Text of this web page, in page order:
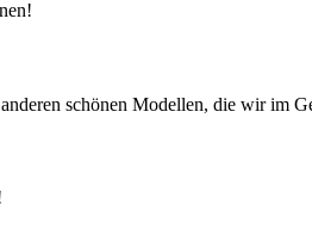
schönen Modellen, die wir im